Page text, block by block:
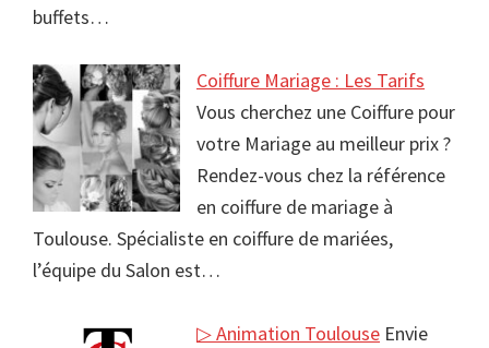
buffets…
Coiffure Mariage : Les Tarifs
Vous cherchez une Coiffure pour
votre Mariage au meilleur prix ?
Rendez-vous chez la référence
en coiffure de mariage à
Toulouse. Spécialiste en coiffure de mariées,
l’équipe du Salon est…
▷ Animation Toulouse Envie